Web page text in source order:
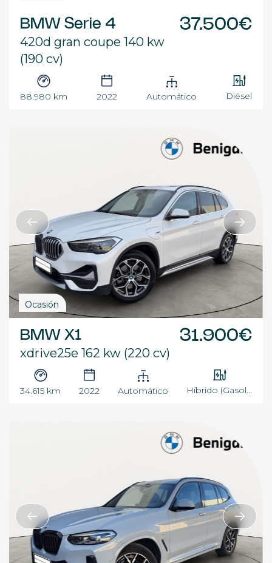
BMW Serie 4
420d gran coupe 140 kw
(190 cv)
37.500€
88.980 km 2022 Automático Diésel
Ocasión
BMW X1
xdrive25e 162 kw (220 cv)
31.900€
34.615 km 2022 Automático Híbrido (Gasol...